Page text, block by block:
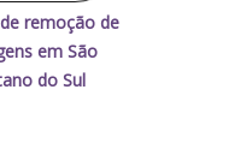
remoção de
em São
do Sul